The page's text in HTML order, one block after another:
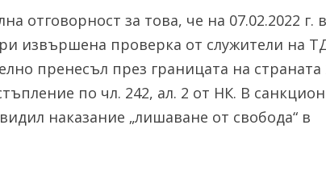
отговорност за това, че на 07.02.2022 г.
извършена проверка от служители на
пренесъл през границата на страната
по чл. 242, ал. 2 от НК. В
наказание „лишаване от свобода“ в